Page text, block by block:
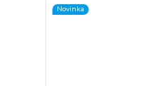
Novinka